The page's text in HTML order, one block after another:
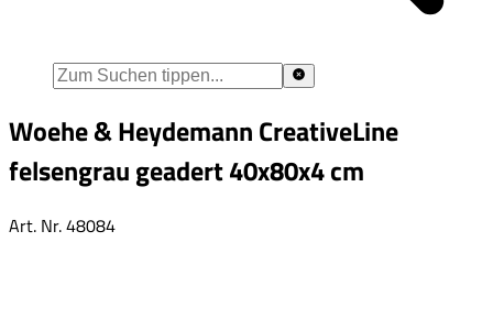
Woehe & Heydemann CreativeLine
felsengrau geadert 40x80x4 cm
Art. Nr.48084